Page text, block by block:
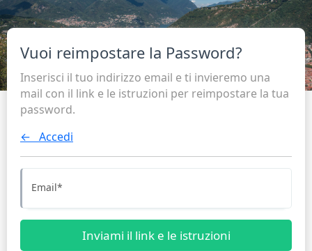
Vuoi reimpostare la Password?
Inserisci il tuo indirizzo email e ti invieremo una
mail con il link e le istruzioni per reimpostare la tua
password.
← Accedi
Email*
Inviami il link e le istruzioni